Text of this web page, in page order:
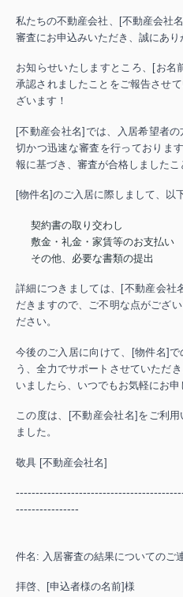
私たちの不動産会社、[不動産会社
審査にお申込みいただき、誠にあり
お知らせいたしますところ、[お名
承認されましたことをご報告させ
ざいます！
[不動産会社名]では、入居希望者
切かつ迅速な審査を行っておりま
報に基づき、審査が合格しましたこ
[物件名]のご入居に際しまして、以
契約書の取り交わし
敷金・礼金・家賃等のお支払い
その他、必要な書類の提出
詳細につきましては、[不動産会社
だきますので、ご不明な点がござ
ださい。
今後のご入居に向けて、[物件名]
う、全力でサポートさせていただ
いましたら、いつでもお気軽にお申
この度は、[不動産会社名]をご利
ました。
敬具 [不動産会社名]
----------------
件名: 入居審査の結果についてのご
拝啓、[申込者様の名前]様